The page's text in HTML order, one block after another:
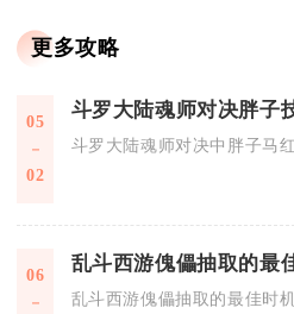
更多攻略
05
02
斗罗大陆魂师对决中胖子马
06
乱斗西游傀儡抽取的最佳时